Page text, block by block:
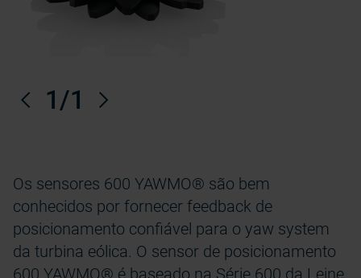
Anterior
1/1
Os sensores 600 YAWMO® são bem
conhecidos por fornecer feedback de
posicionamento confiável para o yaw system
da turbina eólica. O sensor de posicionamento
600 YAWMO® é baseado na Série 600 da Leine